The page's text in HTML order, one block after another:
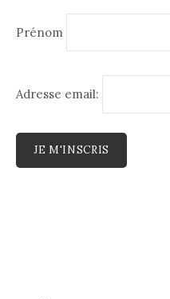
Prénom
Adresse email: